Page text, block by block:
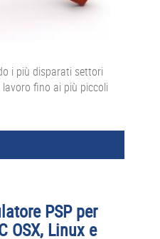
i più disparati settori
fino ai più piccoli
PSP per
OSX, Linux e